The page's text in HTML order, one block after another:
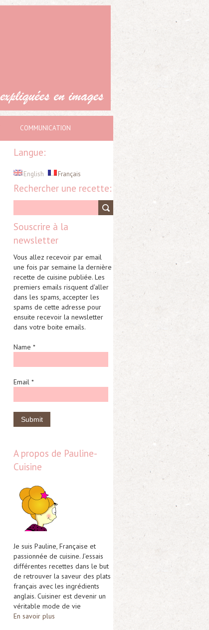
COMMUNICATION
Langue:
English Français
Rechercher une recette:
Souscrire à la
newsletter
Vous allez recevoir par email
une fois par semaine la dernière
recette de cuisine publiée. Les
premiers emails risquent d'aller
dans les spams, accepter les
spams de cette adresse pour
ensuite recevoir la newsletter
dans votre boite emails.
Name *
Email *
A propos de Pauline-
Cuisine
Je suis Pauline, Française et
passionnée de cuisine. J’essais
différentes recettes dans le but
de retrouver la saveur des plats
français avec les ingrédients
anglais. Cuisiner est devenir un
véritable mode de vie
En savoir plus